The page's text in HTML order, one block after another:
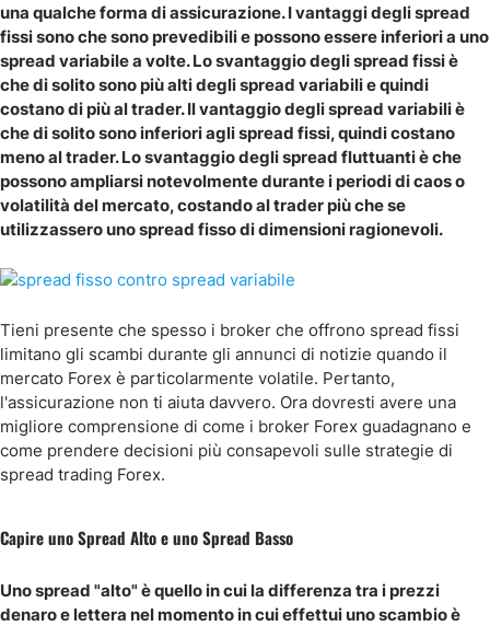
una qualche forma di assicurazione. I vantaggi degli spread
fissi sono che sono prevedibili e possono essere inferiori a uno
spread variabile a volte. Lo svantaggio degli spread fissi è
che di solito sono più alti degli spread variabili e quindi
costano di più al trader. Il vantaggio degli spread variabili è
che di solito sono inferiori agli spread fissi, quindi costano
meno al trader. Lo svantaggio degli spread fluttuanti è che
possono ampliarsi notevolmente durante i periodi di caos o
volatilità del mercato, costando al trader più che se
utilizzassero uno spread fisso di dimensioni ragionevoli.
Tieni presente che spesso i broker che offrono spread fissi
limitano gli scambi durante gli annunci di notizie quando il
mercato Forex è particolarmente volatile. Pertanto,
l'assicurazione non ti aiuta davvero. Ora dovresti avere una
migliore comprensione di come i broker Forex guadagnano e
come prendere decisioni più consapevoli sulle strategie di
spread trading Forex.
Capire uno Spread Alto e uno Spread Basso
Uno spread "alto" è quello in cui la differenza tra i prezzi
denaro e lettera nel momento in cui effettui uno scambio è